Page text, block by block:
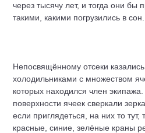
через тысячу лет, и тогда они бы
такими, какими погрузились в сон.
Непосвящённому отсеки казались
холодильниками с множеством
которых находился член
поверхности ячеек сверкали
если приглядеться, на них то тут,
красные, синие, зелёные краны